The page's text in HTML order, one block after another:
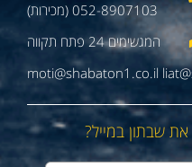
052-8907103 (מכירות)
moti@shabaton1.co.il
שבתון במייל?